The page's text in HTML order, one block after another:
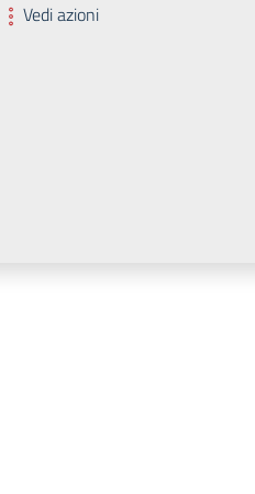
Vedi azioni